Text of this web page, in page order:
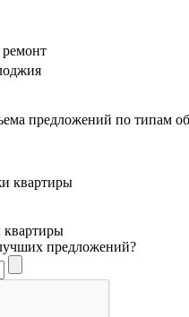
предложений по типам
квартиры
квартиры
предложений?